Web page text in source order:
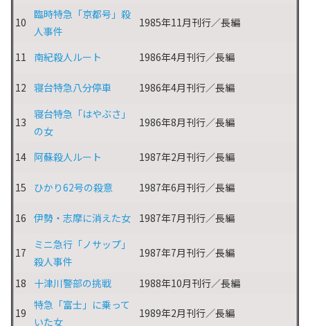
10
臨時特急「京都号」殺
人事件
1985年11月刊行／長編
11 南紀殺人ルート 1986年4月刊行／長編
12 寝台特急八分停車 1986年4月刊行／長編
13
寝台特急「はやぶさ」
の女
1986年8月刊行／長編
14 阿蘇殺人ルート 1987年2月刊行／長編
15 ひかり62号の殺意 1987年6月刊行／長編
16 伊勢・志摩に消えた女 1987年7月刊行／長編
17
ミニ急行「ノサップ」
殺人事件
1987年7月刊行／長編
18 十津川警部の挑戦 1988年10月刊行／長編
19
特急「富士」に乗って
いた女
1989年2月刊行／長編